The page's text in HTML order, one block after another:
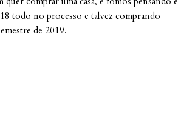
todo no processo e talvez comprando
de 2019.